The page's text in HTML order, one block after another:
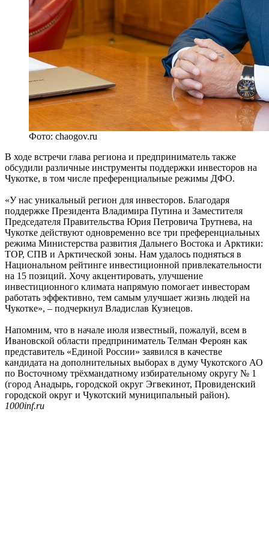
Фото: chaogov.ru
В ходе встречи глава региона и предприниматель также
обсудили различные инструменты поддержки инвесторов на
Чукотке, в том числе преференциальные режимы ДФО.
«У нас уникальный регион для инвесторов. Благодаря
поддержке Президента Владимира Путина и Заместителя
Председателя Правительства Юрия Петровича Трутнева, на
Чукотке действуют одновременно все три преференциальных
режима Министерства развития Дальнего Востока и Арктики:
ТОР, СПВ и Арктической зоны. Нам удалось подняться в
Национальном рейтинге инвестиционной привлекательности
на 15 позиций. Хочу акцентировать, улучшение
инвестиционного климата напрямую помогает инвесторам
работать эффективно, тем самым улучшает жизнь людей на
Чукотке», – подчеркнул Владислав Кузнецов.
Напомним, что в начале июля известный, пожалуй, всем в
Ивановской области предприниматель Телман Фероян как
представитель «Единой России» заявился в качестве
кандидата на дополнительных выборах в думу Чукотского АО
по Восточному трёхмандатному избирательному округу № 1
(город Анадырь, городской округ Эгвекинот, Провиденский
городской округ и Чукотский муниципальный район).
1000inf.ru